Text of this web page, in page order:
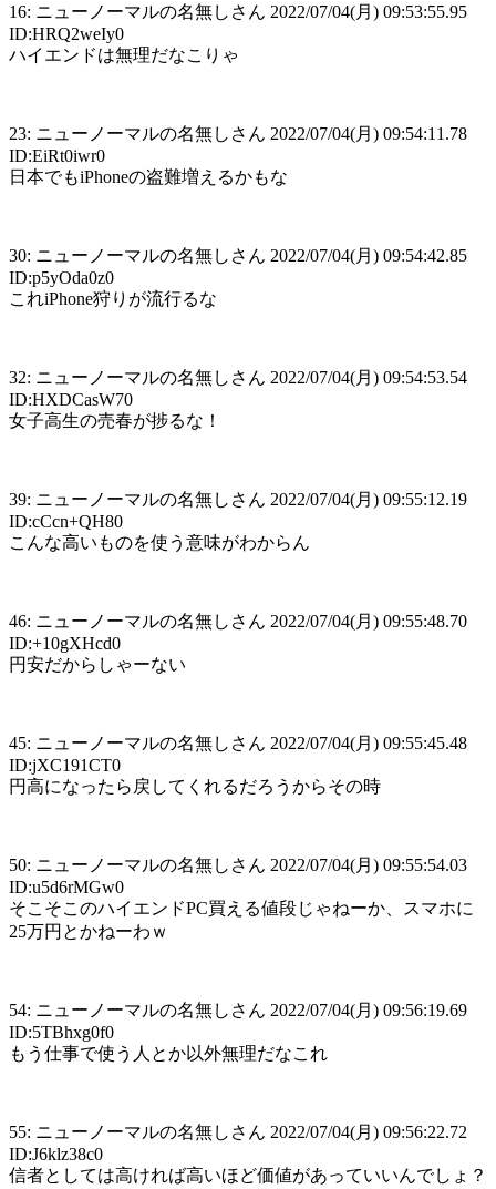
16: ニューノーマルの名無しさん 2022/07/04(月) 09:53:55.95
ID:HRQ2weIy0
ハイエンドは無理だなこりゃ
23: ニューノーマルの名無しさん 2022/07/04(月) 09:54:11.78
ID:EiRt0iwr0
日本でもiPhoneの盗難増えるかもな
30: ニューノーマルの名無しさん 2022/07/04(月) 09:54:42.85
ID:p5yOda0z0
これiPhone狩りが流行るな
32: ニューノーマルの名無しさん 2022/07/04(月) 09:54:53.54
ID:HXDCasW70
女子高生の売春が捗るな！
39: ニューノーマルの名無しさん 2022/07/04(月) 09:55:12.19
ID:cCcn+QH80
こんな高いものを使う意味がわからん
46: ニューノーマルの名無しさん 2022/07/04(月) 09:55:48.70
ID:+10gXHcd0
円安だからしゃーない
45: ニューノーマルの名無しさん 2022/07/04(月) 09:55:45.48
ID:jXC191CT0
円高になったら戻してくれるだろうからその時
50: ニューノーマルの名無しさん 2022/07/04(月) 09:55:54.03
ID:u5d6rMGw0
そこそこのハイエンドPC買える値段じゃねーか、スマホに
25万円とかねーわｗ
54: ニューノーマルの名無しさん 2022/07/04(月) 09:56:19.69
ID:5TBhxg0f0
もう仕事で使う人とか以外無理だなこれ
55: ニューノーマルの名無しさん 2022/07/04(月) 09:56:22.72
ID:J6klz38c0
信者としては高ければ高いほど価値があっていいんでしょ？